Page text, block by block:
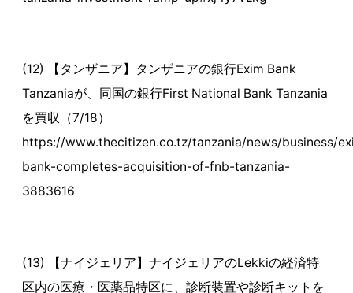
(12) 【タンザニア】タンザニアの銀行Exim Bank
Tanzaniaが、同国の銀行First National Bank Tanzania
を買収（7/18）
https://www.thecitizen.co.tz/tanzania/news/business/
bank-completes-acquisition-of-fnb-tanzania-
3883616
(13) 【ナイジェリア】ナイジェリアのLekkiの経済特
区内の医療・医薬品特区に、診断装置や診断キットを